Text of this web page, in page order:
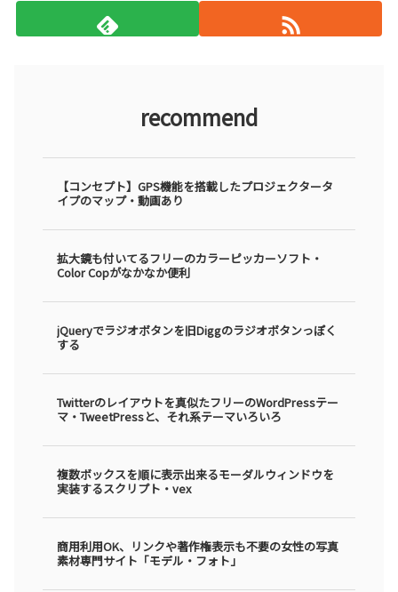
recommend
【コンセプト】GPS機能を搭載したプロジェクタータ
イプのマップ・動画あり
拡大鏡も付いてるフリーのカラーピッカーソフト・
Color Copがなかなか便利
jQueryでラジオボタンを旧Diggのラジオボタンっぽく
する
Twitterのレイアウトを真似たフリーのWordPressテー
マ・TweetPressと、それ系テーマいろいろ
複数ボックスを順に表示出来るモーダルウィンドウを
実装するスクリプト・vex
商用利用OK、リンクや著作権表示も不要の女性の写真
素材専門サイト「モデル・フォト」